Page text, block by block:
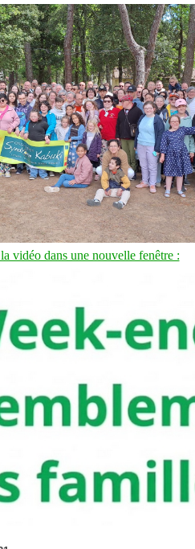
vidéo dans une nouvelle fenêtre :